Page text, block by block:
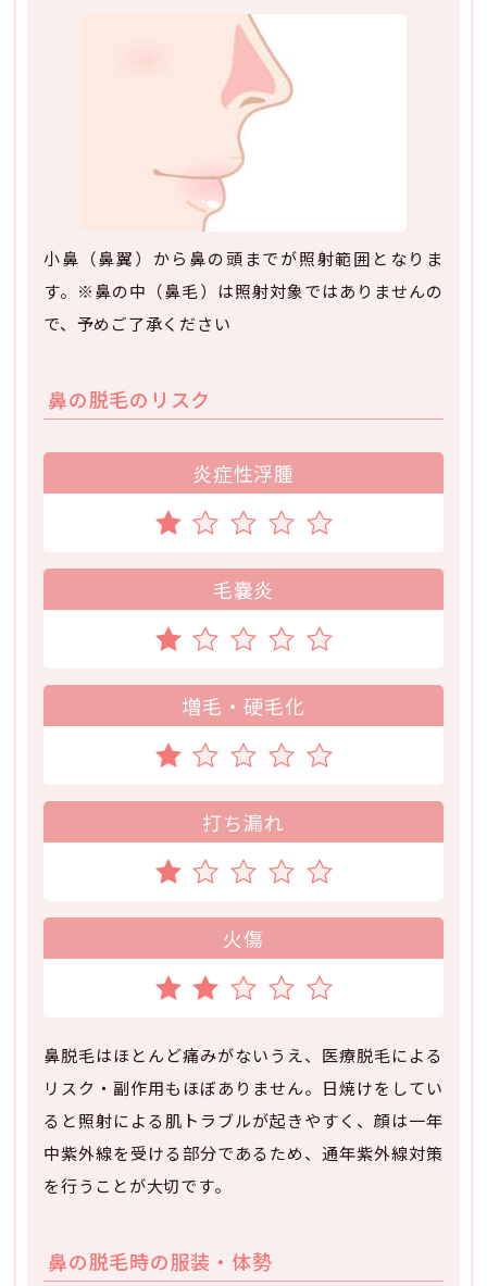
小鼻（鼻翼）から鼻の頭までが照射範囲となりま
す。※鼻の中（鼻毛）は照射対象ではありませんの
で、予めご了承ください
鼻の脱毛のリスク
炎症性浮腫
毛嚢炎
増毛・硬毛化
打ち漏れ
火傷
鼻脱毛はほとんど痛みがないうえ、医療脱毛による
リスク・副作用もほぼありません。日焼けをしてい
ると照射による肌トラブルが起きやすく、顔は一年
中紫外線を受ける部分であるため、通年紫外線対策
を行うことが大切です。
鼻の脱毛時の服装・体勢